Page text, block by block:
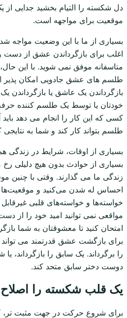
دل شکسته را التیام بخشید جدایی
موقعیت برای مواجهه است.
بسیاری از ما با این وضعیت مواجه
اغلب برای بازگرداندن عشق از دست
متاسفانه موفق نمی شوید. با این حال،
طلسم های عشق جادویی امکان
بازگرداندن یک عاشق یا بازگرداندن
خودتان یا توسط یک طلسم کننده
کسی که این کار را انجام می دهد باید
طلسم بتواند کار کند و شما به
بسیاری از اوقات، شرایط در
بسیاری از حوادث بدون هیچ دلیلی رخ
زندگی ما می گذارند. وقتی با چنین
احساس له شدن می‌کنید و موقعیت‌ها
خواسته‌ها و خواسته‌های قلبی
مواقعی نمی توانید امید خود را از
امتحان کنید تا معشوقتان به شما
برای بازگشت عشق قدرتمند می
را برگرداند. یک سابق را بازگرداند، یا
دوست دختر سابق متحد کند.
یک قلب شکسته را اصلاح
برای شروع حرکت در جهت مثبت تر،